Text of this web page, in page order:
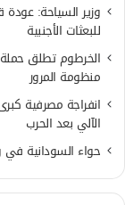
وزير السياحة:
للبعثات الأجنبية
الخرطوم تطلق
منظومة المرور
انفراجة مصرفية
الآلي بعد الحرب
حواء السودانية